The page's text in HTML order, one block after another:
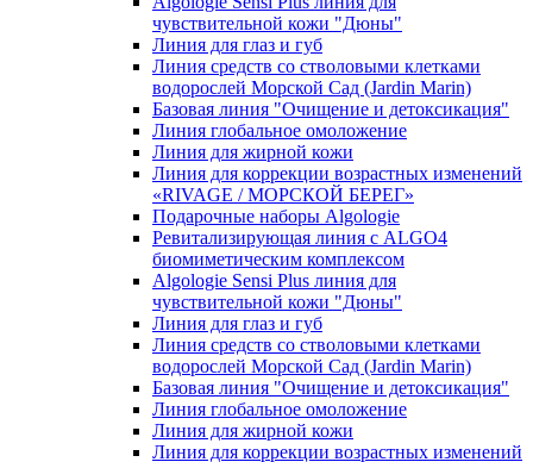
чувcтвительной кожи "Дюны"
Линия для глаз и губ
Линия средств со стволовыми клетками
водорослей Морской Сад (Jardin Marin)
Базовая линия "Очищение и детоксикация"
Линия глобальное омоложение
Линия для жирной кожи
Линия для коррекции возрастных изменений
«RIVAGE / МОРСКОЙ БЕРЕГ»
Подарочные наборы Algologie
Ревитализирующая линия с ALGO4
биомиметическим комплексом
Algologie Sensi Plus линия для
чувcтвительной кожи "Дюны"
Линия для глаз и губ
Линия средств со стволовыми клетками
водорослей Морской Сад (Jardin Marin)
Базовая линия "Очищение и детоксикация"
Линия глобальное омоложение
Линия для жирной кожи
Линия для коррекции возрастных изменений